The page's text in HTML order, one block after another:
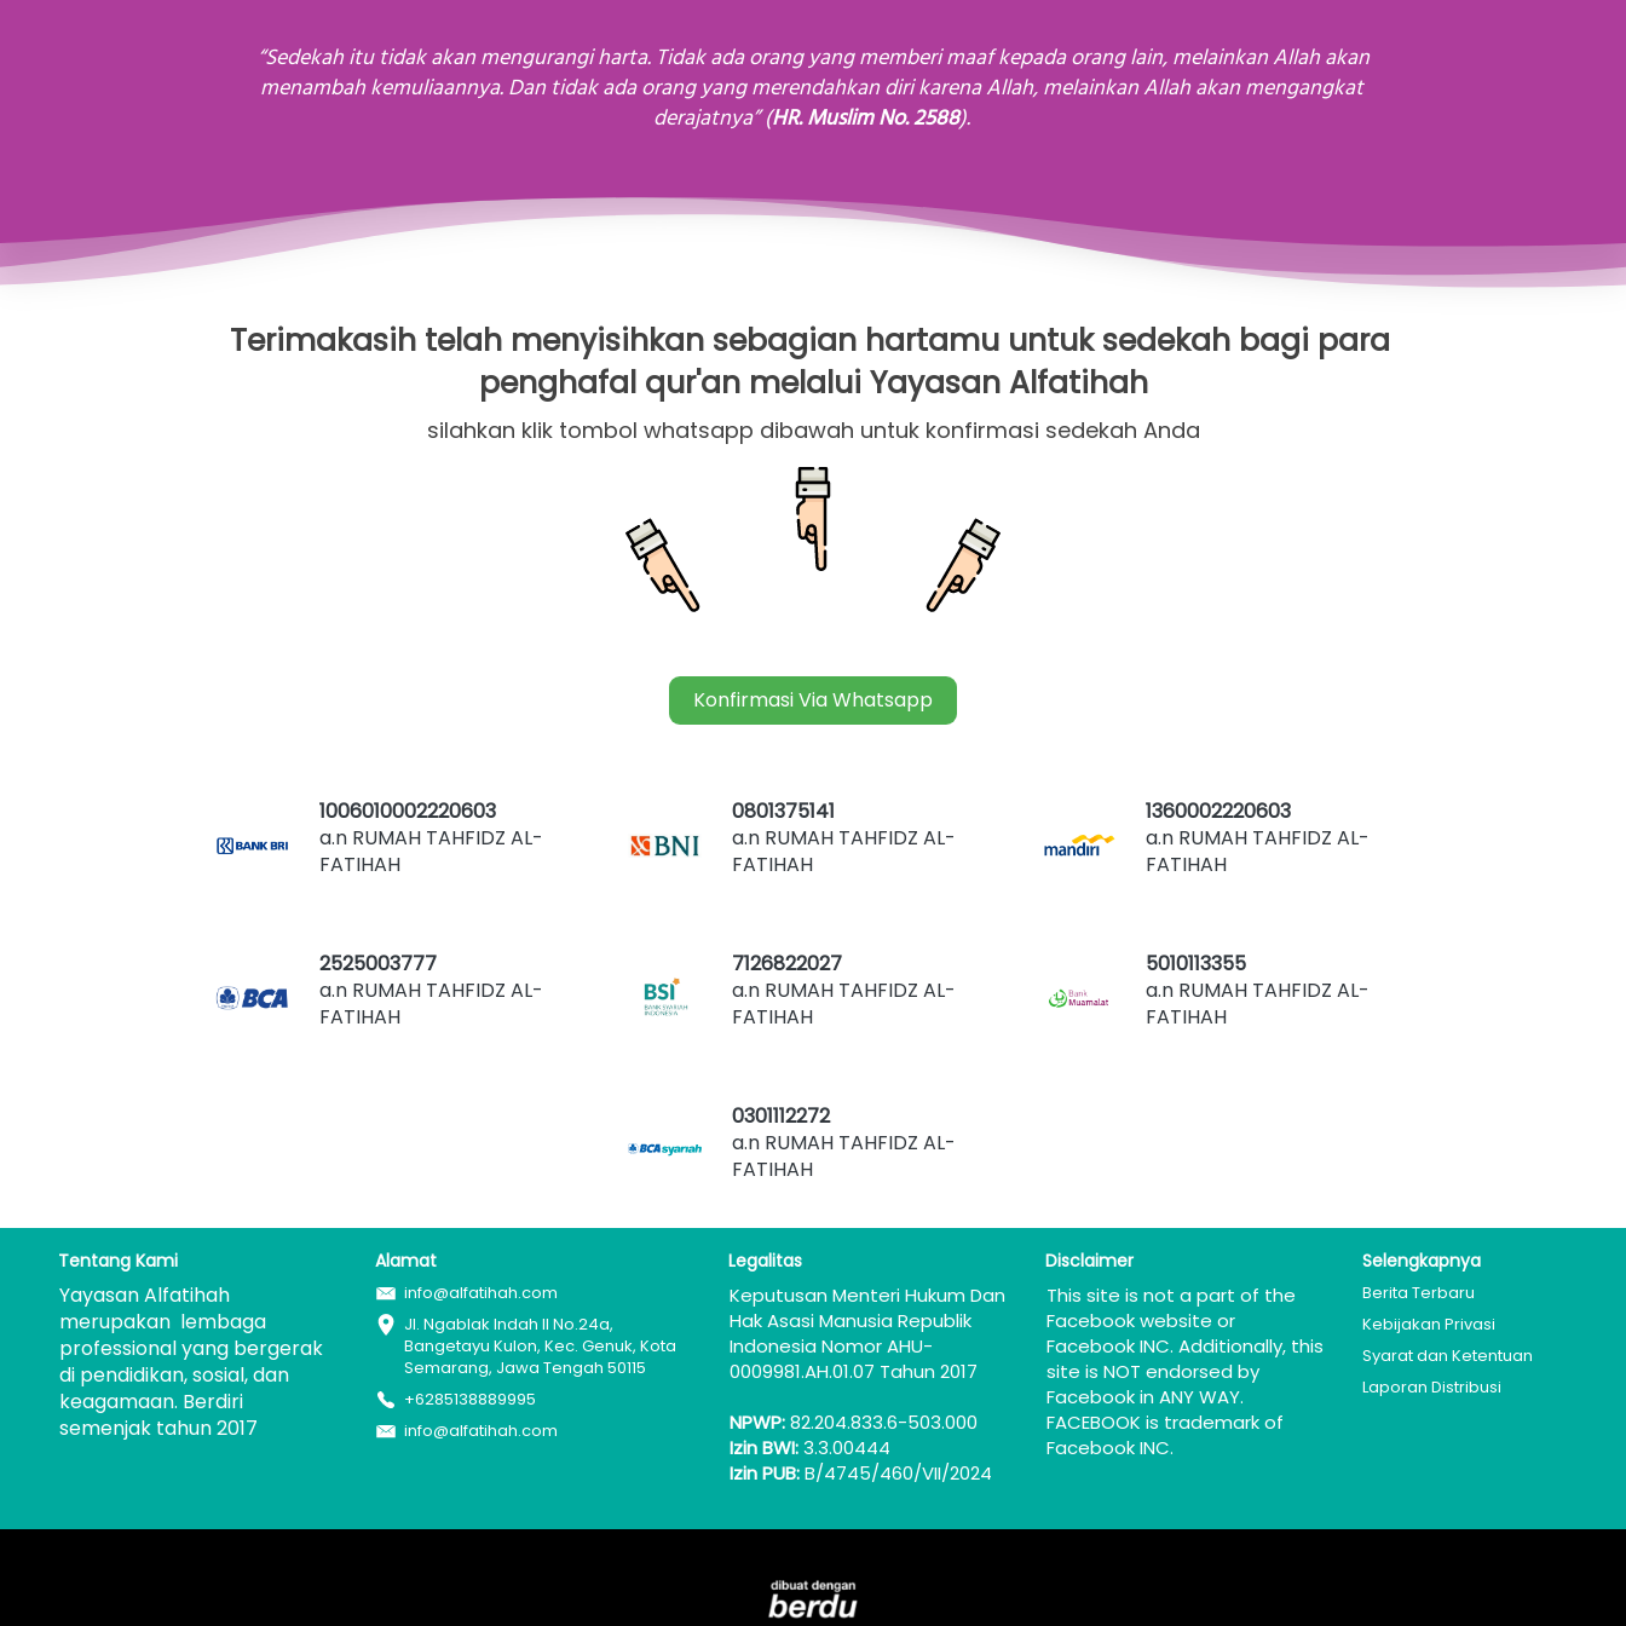
menambah kemuliaannya. Dan tidak ada orang yang merendahkan diri karena Allah, melainkan Allah akan mengangkat
derajatnya” (HR.Muslim No. 2588).
Terimakasih telah menyisihkan sebagian hartamu untuk sedekah bagi para
penghafal qur'an melalui Yayasan Alfatihah
silahkan klik tombol whatsapp dibawah untuk konfirmasi sedekah Anda
`Konfirmasi Via Whatsapp
1006010002220603
a.n RUMAH TAHFIDZ AL-
FATIHAH
0801375141
a.n RUMAH TAHFIDZ AL-
FATIHAH
1360002220603
a.n RUMAH TAHFIDZ AL-
FATIHAH
2525003777
a.n RUMAH TAHFIDZ AL-
FATIHAH
7126822027
a.n RUMAH TAHFIDZ AL-
FATIHAH
5010113355
a.n RUMAH TAHFIDZ AL-
FATIHAH
0301112272
a.n RUMAH TAHFIDZ AL-
FATIHAH
Tentang Kami
Yayasan Alfatihah
merupakan  lembaga
professional yang bergerak
di pendidikan, sosial, dan
keagamaan. Berdiri
semenjak tahun 2017
Alamat
info@alfatihah.com
Jl. Ngablak Indah II No.24a,
Bangetayu Kulon, Kec. Genuk, Kota
Semarang, Jawa Tengah 50115
+6285138889995
info@alfatihah.com
Legalitas
Keputusan Menteri Hukum Dan
Hak Asasi Manusia Republik
Indonesia Nomor AHU-
0009981.AH.01.07 Tahun 2017
NPWP: 82.204.833.6-503.000
Izin BWI: 3.3.00444
Izin PUB: B/4745/460/VII/2024
Disclaimer
This site is not a part of the
Facebook website or
Facebook INC. Additionally, this
site is NOT endorsed by
Facebook in ANY WAY.
FACEBOOK is trademark of
Facebook INC.
Selengkapnya
Berita Terbaru
Kebijakan Privasi
Syarat dan Ketentuan
Laporan Distribusi